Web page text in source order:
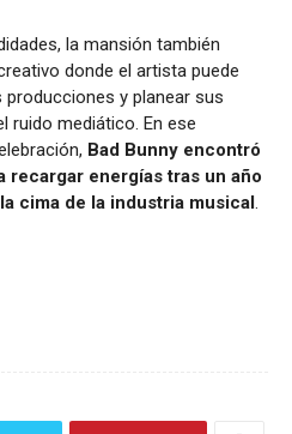
la mansión también
donde el artista puede
y planear sus
ruido mediático. En ese
Bad Bunny encontró
energías tras un año
cima de la industria musical